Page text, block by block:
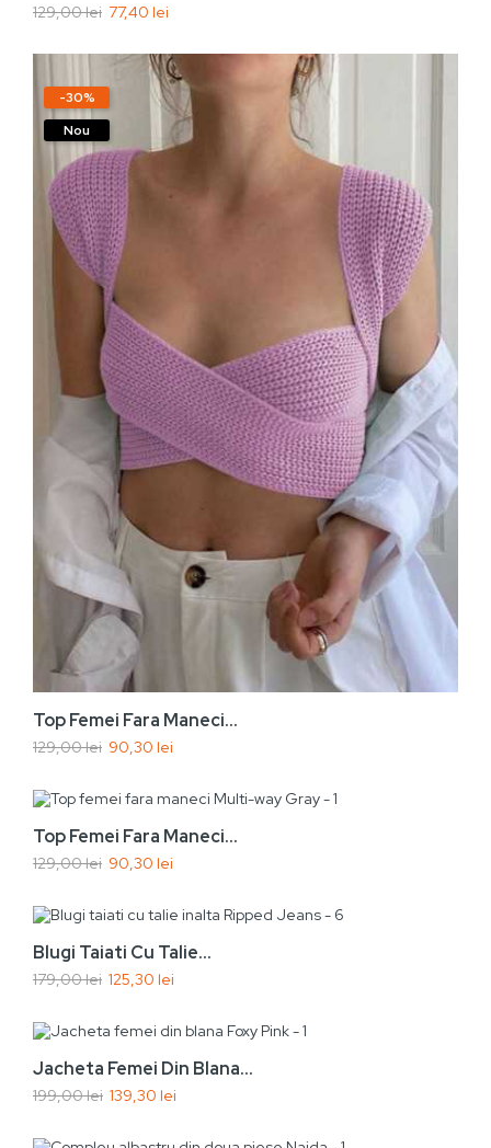
Nou
129,00 lei 77,40 lei
-30%
Nou
Vezi rapid
Adaugă În Coș
Top Femei Fara Maneci...
129,00 lei 90,30 lei
-30%
Nou
Top Femei Fara Maneci...
129,00 lei 90,30 lei
-30%
Nou
Blugi Taiati Cu Talie...
179,00 lei 125,30 lei
-30%
Nou
Jacheta Femei Din Blana...
199,00 lei 139,30 lei